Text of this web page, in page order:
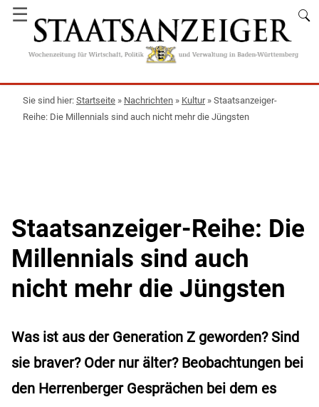
☰
Startseite » Nachrichten » Kultur» Staatsanzeiger-
Reihe: Die Millennials sind auch nicht mehr die Jüngsten
Staatsanzeiger-Reihe: Die
Millennials sind auch
nicht mehr die Jüngsten
Was ist aus der Generation Z geworden? Sind
sie braver? Oder nur älter? Beobachtungen bei
den Herrenberger Gesprächen bei dem es